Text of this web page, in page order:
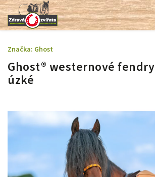
Ghost® westernové fendry
úzké
Značka: Ghost